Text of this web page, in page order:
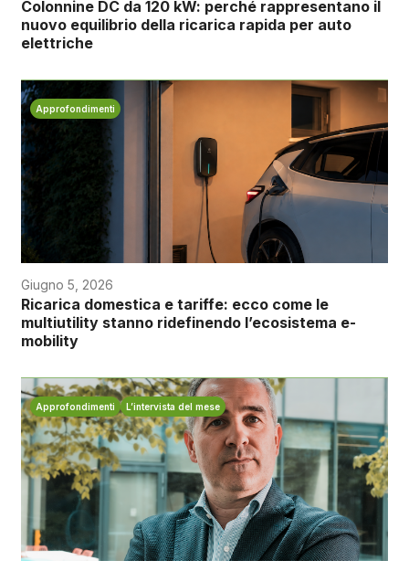
Colonnine DC da 120 kW: perché rappresentano il
nuovo equilibrio della ricarica rapida per auto
elettriche
Approfondimenti
Giugno 5, 2026
Ricarica domestica e tariffe: ecco come le
multiutility stanno ridefinendo l’ecosistema e-
mobility
Approfondimenti L’intervista del mese